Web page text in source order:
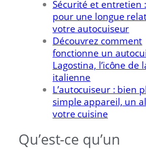
Sécurité et entretien
pour une longue
votre autocuiseur
Découvrez comment
fonctionne un
Lagostina, l’icône de
italienne
L’autocuiseur : bien
simple appareil, un
votre cuisine
Qu’est-ce qu’un